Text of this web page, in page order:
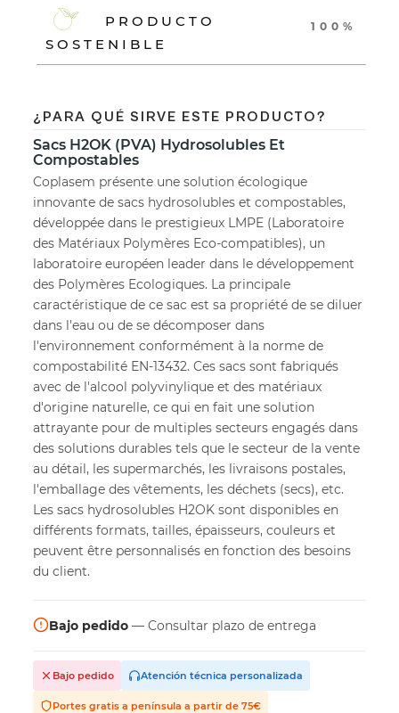
PRODUCTO
SOSTENIBLE
100%
¿PARA QUÉ SIRVE ESTE PRODUCTO?
Sacs H2OK (PVA) Hydrosolubles Et
Compostables
Coplasem présente une solution écologique
innovante de sacs hydrosolubles et compostables,
développée dans le prestigieux LMPE (Laboratoire
des Matériaux Polymères Eco-compatibles), un
laboratoire européen leader dans le développement
des Polymères Ecologiques. La principale
caractéristique de ce sac est sa propriété de se diluer
dans l'eau ou de se décomposer dans
l'environnement conformément à la norme de
compostabilité EN-13432. Ces sacs sont fabriqués
avec de l'alcool polyvinylique et des matériaux
d'origine naturelle, ce qui en fait une solution
attrayante pour de multiples secteurs engagés dans
des solutions durables tels que le secteur de la vente
au détail, les supermarchés, les livraisons postales,
l'emballage des vêtements, les déchets (secs), etc.
Les sacs hydrosolubles H2OK sont disponibles en
différents formats, tailles, épaisseurs, couleurs et
peuvent être personnalisés en fonction des besoins
du client.
Bajo pedido — Consultar plazo de entrega
Bajo pedido Atención técnica personalizada
Portes gratis a península a partir de 75€